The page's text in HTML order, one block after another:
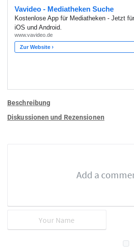
Beschreibung
Diskussionen und Rezensionen